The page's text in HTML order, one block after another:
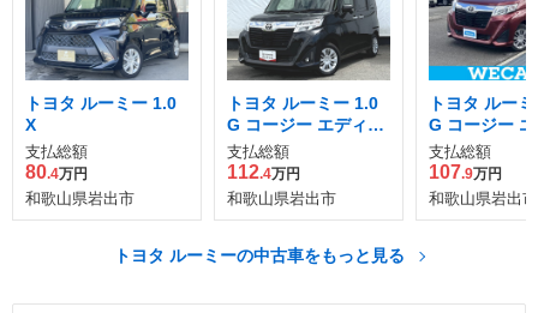
トヨタ ルーミー 1.0
X
支払総額
80.4万円
和歌山県岩出市
トヨタ ルーミー 1.0
G コージー エディシ
ョン
支払総額
112.4万円
和歌山県岩出市
トヨタ ルー
G コージー
ョン
支払総額
107.9万円
和歌山県岩出市
トヨタ ルーミーの中古車をもっと見る